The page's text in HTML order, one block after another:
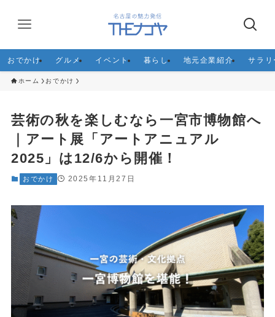
おでかけ グルメ イベント 暮らし 地元企業紹介 サラリ
ホーム おでかけ
芸術の秋を楽しむなら一宮市博物館へ
｜アート展「アートアニュアル
2025」は12/6から開催！
おでかけ 2025年11月27日